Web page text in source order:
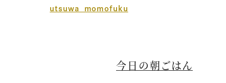
utsuwa_momofuku
今日の朝ごはん